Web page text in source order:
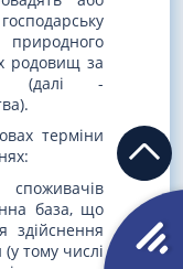
природного
родовищ за
(далі -
терміни
база, що
здійснення
тому числі